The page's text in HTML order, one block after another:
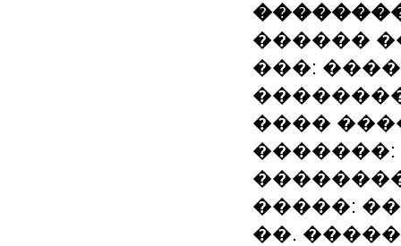
������
���:
����
�������:
�����:
��.